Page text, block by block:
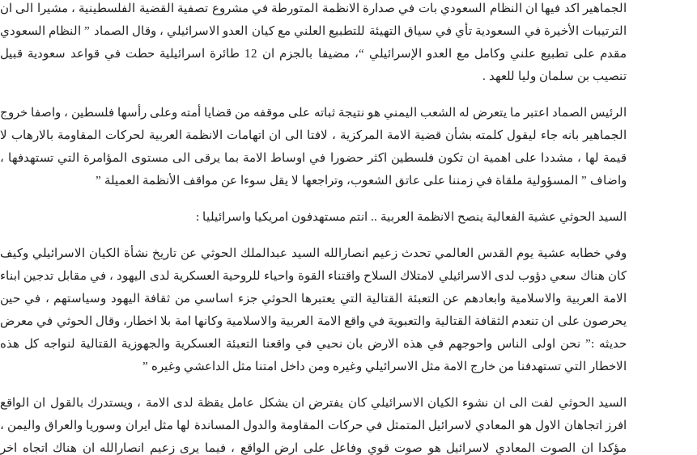
الجماهير اكد فيها ان النظام السعودي بات في صدارة الانظمة المتورطة في مشروع تصفية القضية الفلسطينية ، مشيرا الى ان
الترتيبات الأخيرة في السعودية تأي في سياق التهيئة للتطبيع العلني مع كيان العدو الاسرائيلي ، وقال الصماد ” النظام السعودي
مقدم على تطبيع علني وكامل مع العدو الإسرائيلي “، مضيفا بالجزم ان 12 طائرة اسرائيلية حطت في قواعد سعودية قبيل
تنصيب بن سلمان وليا للعهد .
الرئيس الصماد اعتبر ما يتعرض له الشعب اليمني هو نتيجة ثباته على موقفه من قضايا أمته وعلى رأسها فلسطين ، واصفا خروج
الجماهير بانه جاء ليقول كلمته بشأن قضية الامة المركزية ، لافتا الى ان اتهامات الانظمة العربية لحركات المقاومة بالارهاب لا
قيمة لها ، مشددا على اهمية ان تكون فلسطين اكثر حضورا في اوساط الامة بما يرقى الى مستوى المؤامرة التي تستهدفها ،
واضاف ” المسؤولية ملقاة في زمننا على عاتق الشعوب، وتراجعها لا يقل سوءا عن مواقف الأنظمة العميلة ”
السيد الحوثي عشية الفعالية ينصح الانظمة العربية .. انتم مستهدفون امريكيا واسرائيليا :
وفي خطابه عشية يوم القدس العالمي تحدث زعيم انصارالله السيد عبدالملك الحوثي عن تاريخ نشأة الكيان الاسرائيلي وكيف
كان هناك سعي دؤوب لدى الاسرائيلي لامتلاك السلاح واقتناء القوة واحياء للروحية العسكرية لدى اليهود ، في مقابل تدجين ابناء
الامة العربية والاسلامية وابعادهم عن التعبئة القتالية التي يعتبرها الحوثي جزء اساسي من ثقافة اليهود وسياستهم ، في حين
يحرصون على ان تنعدم الثقافة القتالية والتعبوية في واقع الامة العربية والاسلامية وكانها امة بلا اخطار، وقال الحوثي في معرض
حديثه :” نحن اولى الناس واحوجهم في هذه الارض بان نحيي في واقعنا التعبئة العسكرية والجهوزية القتالية لنواجه كل هذه
الاخطار التي تستهدفنا من خارج الامة مثل الاسرائيلي وغيره ومن داخل امتنا مثل الداعشي وغيره ”
السيد الحوثي لفت الى ان نشوء الكيان الاسرائيلي كان يفترض ان يشكل عامل يقظة لدى الامة ، ويستدرك بالقول ان الواقع
افرز اتجاهان الاول هو المعادي لاسرائيل المتمثل في حركات المقاومة والدول المساندة لها مثل ايران وسوريا والعراق واليمن ،
مؤكدا ان الصوت المعادي لاسرائيل هو صوت قوي وفاعل على ارض الواقع ، فيما يرى زعيم انصارالله ان هناك اتجاه اخر